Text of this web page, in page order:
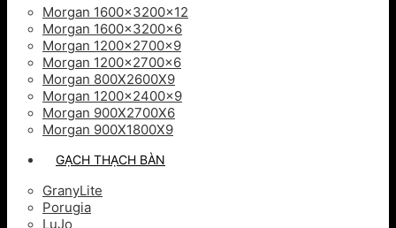
Morgan 1600x3200x12
Morgan 1600x3200x6
Morgan 1200x2700x9
Morgan 1200x2700x6
Morgan 800X2600X9
Morgan 1200x2400x9
Morgan 900X2700X6
Morgan 900X1800X9
GẠCH THẠCH BÀN
GranyLite
Porugia
LuJo